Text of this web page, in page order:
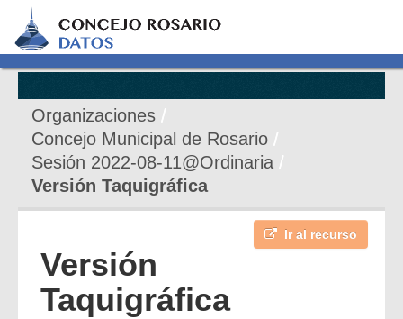
Organizaciones
Concejo Municipal de Rosario
Sesión 2022-08-11@Ordinaria
Versión Taquigráfica
Ir al recurso
Versión
Taquigráfica